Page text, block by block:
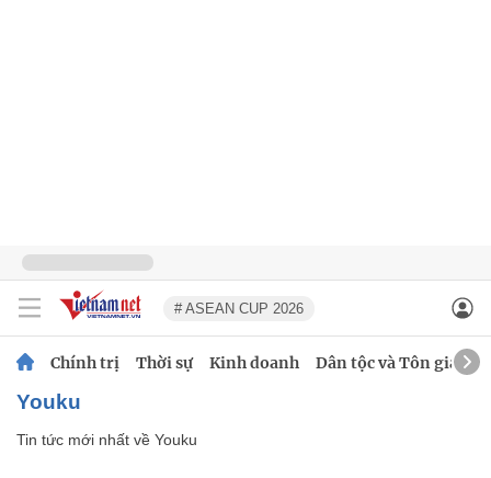
# ASEAN CUP 2026
Chính trị Thời sự Kinh doanh Dân tộc và Tôn giáo
Youku
Tin tức mới nhất về Youku